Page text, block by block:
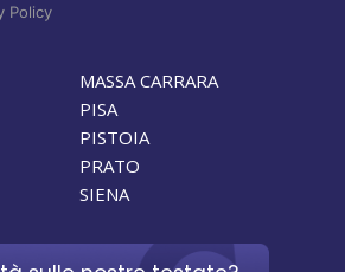
Policy
MASSA CARRARA
PISA
PISTOIA
PRATO
SIENA